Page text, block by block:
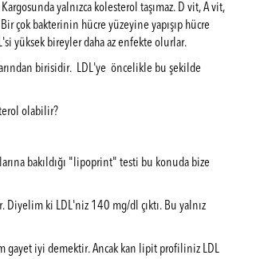
yalnızca kolesterol taşımaz. D vit, A vit,
çok bakterinin hücre yüzeyine yapışıp hücre
yüksek bireyler daha az enfekte olurlar.
birisidir. LDL'ye öncelikle bu şekilde
olabilir?
bakıldığı "lipoprint" testi bu konuda bize
ki LDL'niz 140 mg/dl çıktı. Bu yalnız
gayet iyi demektir. Ancak kan lipit profiliniz LDL